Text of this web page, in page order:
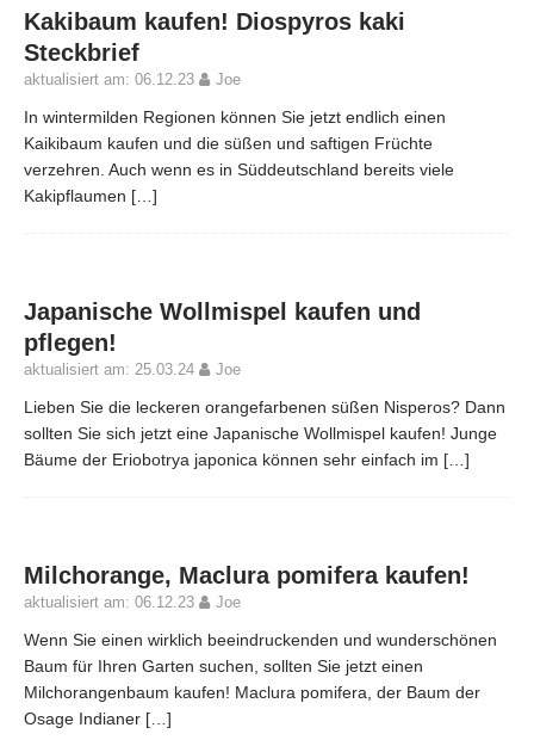
Kakibaum kaufen! Diospyros kaki
Steckbrief
aktualisiert am: 06.12.23 Joe
In wintermilden Regionen können Sie jetzt endlich einen
Kaikibaum kaufen und die süßen und saftigen Früchte
verzehren. Auch wenn es in Süddeutschland bereits viele
Kakipflaumen […]
Japanische Wollmispel kaufen und
pflegen!
aktualisiert am: 25.03.24 Joe
Lieben Sie die leckeren orangefarbenen süßen Nisperos? Dann
sollten Sie sich jetzt eine Japanische Wollmispel kaufen! Junge
Bäume der Eriobotrya japonica können sehr einfach im […]
Milchorange, Maclura pomifera kaufen!
aktualisiert am: 06.12.23 Joe
Wenn Sie einen wirklich beeindruckenden und wunderschönen
Baum für Ihren Garten suchen, sollten Sie jetzt einen
Milchorangenbaum kaufen! Maclura pomifera, der Baum der
Osage Indianer […]